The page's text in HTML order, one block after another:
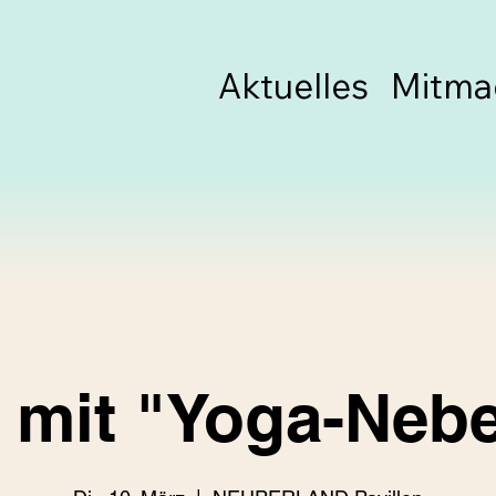
Aktuelles
mit "Yoga-